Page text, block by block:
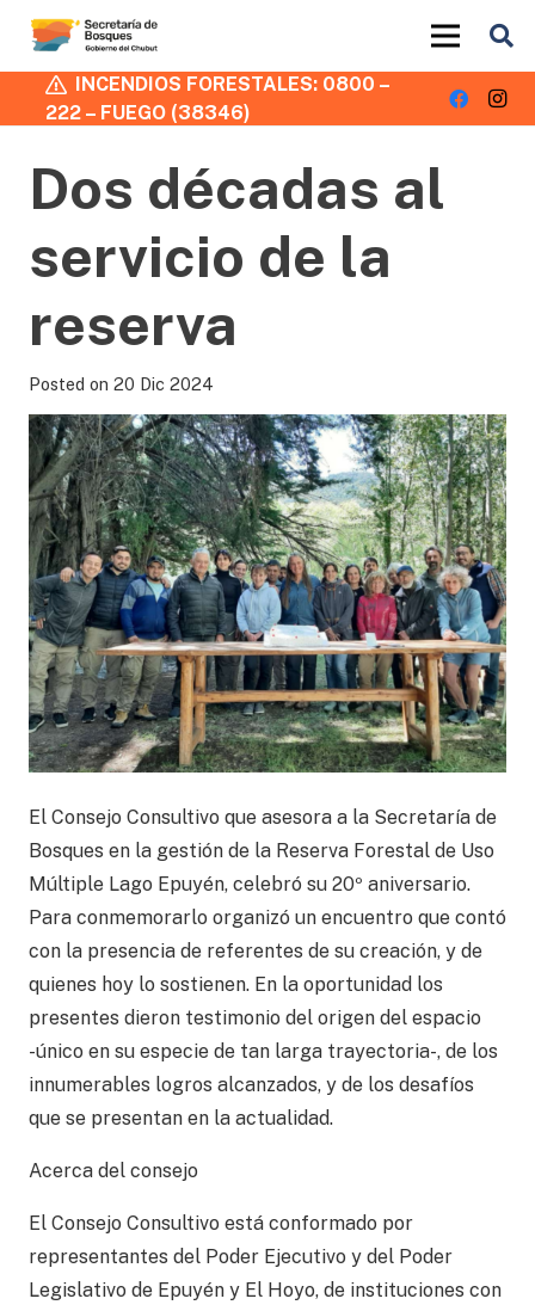
INCENDIOS FORESTALES: 0800 –
222 – FUEGO (38346)
Dos décadas al
servicio de la
reserva
Posted on 20 Dic 2024
El Consejo Consultivo que asesora a la Secretaría de
Bosques en la gestión de la Reserva Forestal de Uso
Múltiple Lago Epuyén, celebró su 20º aniversario.
Para conmemorarlo organizó un encuentro que contó
con la presencia de referentes de su creación, y de
quienes hoy lo sostienen. En la oportunidad los
presentes dieron testimonio del origen del espacio
-único en su especie de tan larga trayectoria-, de los
innumerables logros alcanzados, y de los desafíos
que se presentan en la actualidad.
Acerca del consejo
El Consejo Consultivo está conformado por
representantes del Poder Ejecutivo y del Poder
Legislativo de Epuyén y El Hoyo, de instituciones con